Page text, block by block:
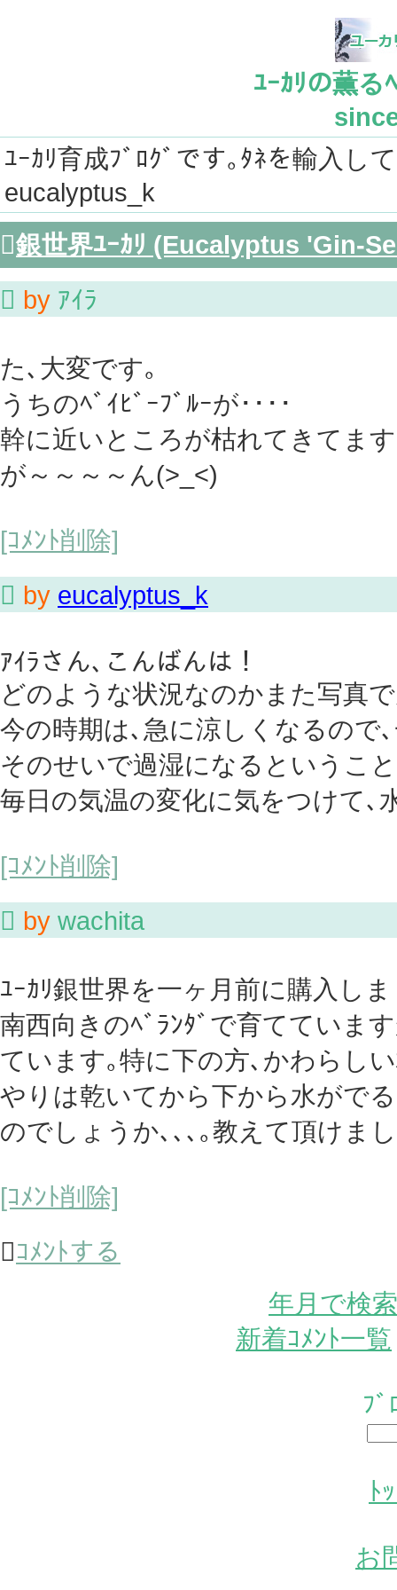
ﾕｰｶﾘの薫る
ﾕｰｶﾘ育成ﾌﾞﾛｸﾞです｡ﾀﾈを輸入し
eucalyptus_k
銀世界ﾕｰｶﾘ (Eucalyptus 'Gin-
 by ｱｲﾗ
た､大変です｡
うちのﾍﾞｲﾋﾞｰﾌﾞﾙｰが････
幹に近いところが枯れてきてま
が～～～～ん(>_<)
[ｺﾒﾝﾄ削除]
 by eucalyptus_k
ｱｲﾗさん､こんばんは！
どのような状況なのかまた写真
今の時期は､急に涼しくなるので
そのせいで過湿になるというこ
毎日の気温の変化に気をつけて､
[ｺﾒﾝﾄ削除]
 by wachita
ﾕｰｶﾘ銀世界を一ヶ月前に購入し
南西向きのﾍﾞﾗﾝﾀﾞで育てていま
ています｡特に下の方､かわらし
やりは乾いてから下から水がで
のでしょうか､､､｡教えて頂けま
[ｺﾒﾝﾄ削除]
ｺﾒﾝﾄする
年月で検索
新着ｺﾒﾝﾄ一覧
ﾌ
ﾄ
お